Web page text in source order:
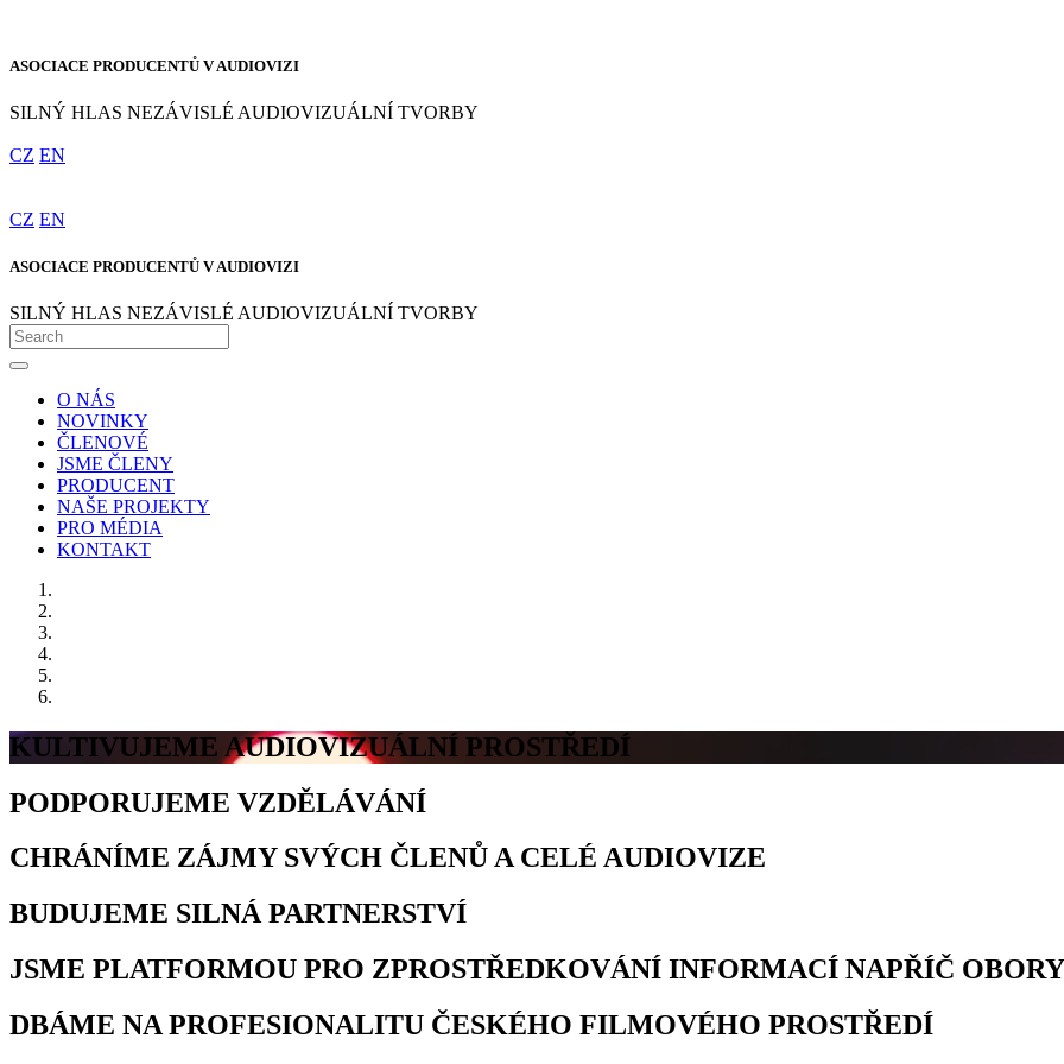
ASOCIACE PRODUCENTŮ V AUDIOVIZI
SILNÝ HLAS NEZÁVISLÉ AUDIOVIZUÁLNÍ TVORBY
CZ EN
CZ EN
ASOCIACE PRODUCENTŮ V AUDIOVIZI
SILNÝ HLAS NEZÁVISLÉ AUDIOVIZUÁLNÍ TVORBY
O NÁS
NOVINKY
ČLENOVÉ
JSME ČLENY
PRODUCENT
NAŠE PROJEKTY
PRO MÉDIA
KONTAKT
KULTIVUJEME AUDIOVIZUÁLNÍ PROSTŘEDÍ
PODPORUJEME VZDĚLÁVÁNÍ
CHRÁNÍME ZÁJMY SVÝCH ČLENŮ A CELÉ AUDIOVIZE
BUDUJEME SILNÁ PARTNERSTVÍ
JSME PLATFORMOU PRO ZPROSTŘEDKOVÁNÍ INFORMACÍ NAPŘÍČ OBORY
DBÁME NA PROFESIONALITU ČESKÉHO FILMOVÉHO PROSTŘEDÍ